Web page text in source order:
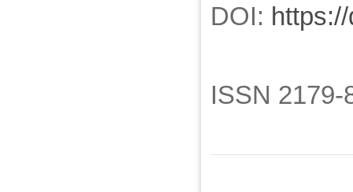
DOI:
ISSN